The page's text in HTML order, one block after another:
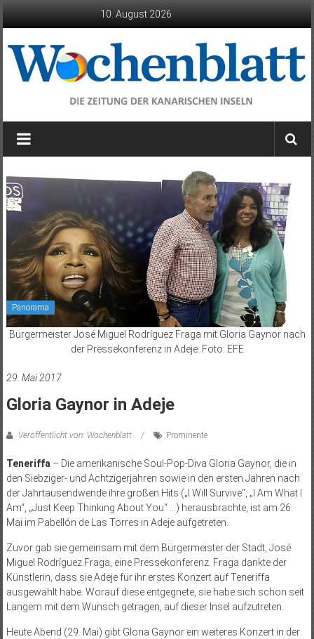
10. August 2026
Wochenblatt
die
der
Kanarischen
Inseln
Panorama
Bürgermeister José Miguel Rodríguez Fraga mit Gloria Gaynor nach
der Pressekonferenz in Adeje. Foto: EFE
29. Mai 2017
Gloria Gaynor in Adeje
Veröffentlicht von: Wochenblatt Prominente
Teneriffa– Die amerikanische Soul-Pop-Diva Gloria Gaynor, die in
den Siebziger- und Achtzigerjahren sowie in den ersten Jahren nach
der Jahrtausendwende ihre großen Hits („I Will Survive“, „I Am What I
Am“, „Just Keep Thinking About You“ …) herausbrachte, ist am 26.
Mai im Pabellón de Las Torres in Adeje aufgetreten.
Zuvor gab sie gemeinsam mit dem Bürgermeister der Stadt, José
Miguel Rodríguez Fraga, eine Pressekonferenz. Fraga dankte der
Künstlerin, dass sie Adeje für ihr erstes Konzert auf Teneriffa
ausgewählt habe. Worauf diese entgegnete, sie habe sich schon seit
Langem mit dem Wunsch getragen, auf dieser Insel aufzutreten.
Heute Abend (29. Mai) gibt Gloria Gaynor ein weiteres Konzert in der